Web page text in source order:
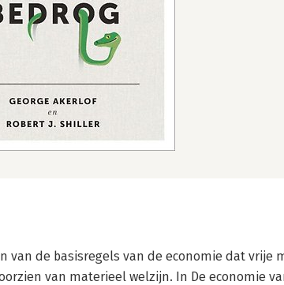
van de basisregels van de economie dat vrije
van materieel welzijn. In De economie